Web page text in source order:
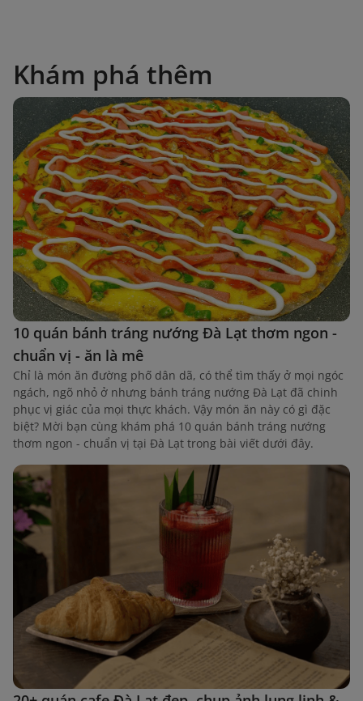
Khám phá thêm
10 quán bánh tráng nướng Đà Lạt thơm ngon -
chuẩn vị - ăn là mê
Chỉ là món ăn đường phố dân dã, có thể tìm thấy ở mọi ngóc
ngách, ngõ nhỏ ở nhưng bánh tráng nướng Đà Lạt đã chinh
phục vị giác của mọi thực khách. Vậy món ăn này có gì đặc
biệt? Mời bạn cùng khám phá 10 quán bánh tráng nướng
thơm ngon - chuẩn vị tại Đà Lạt trong bài viết dưới đây.